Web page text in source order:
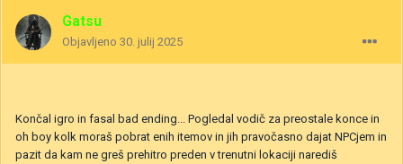
Gatsu
Objavljeno 30. julij 2025
Končal igro in fasal bad ending... Pogledal vodič za preostale konce in
oh boy kolk moraš pobrat enih itemov in jih pravočasno dajat NPCjem in
pazit da kam ne greš prehitro preden v trenutni lokaciji narediš